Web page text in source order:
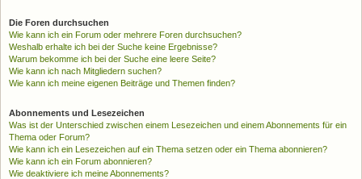
Die Foren durchsuchen
Wie kann ich ein Forum oder mehrere Foren durchsuchen?
Weshalb erhalte ich bei der Suche keine Ergebnisse?
Warum bekomme ich bei der Suche eine leere Seite?
Wie kann ich nach Mitgliedern suchen?
Wie kann ich meine eigenen Beiträge und Themen finden?
Abonnements und Lesezeichen
Was ist der Unterschied zwischen einem Lesezeichen und einem Abonnements für ein
Thema oder Forum?
Wie kann ich ein Lesezeichen auf ein Thema setzen oder ein Thema abonnieren?
Wie kann ich ein Forum abonnieren?
Wie deaktiviere ich meine Abonnements?